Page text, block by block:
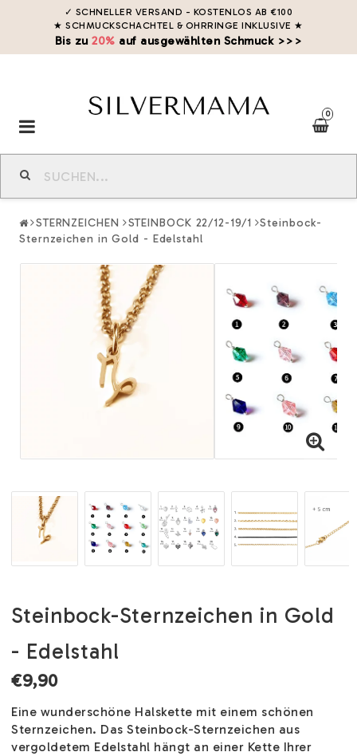
✓ SCHNELLER VERSAND - KOSTENLOS AB €100
★ SCHMUCKSCHACHTEL & OHRRINGE INKLUSIVE ★
Bis zu20% auf ausgewählten Schmuck >>>
0
Toggle
navigation
STERNZEICHEN STEINBOCK 22/12-19/1
Steinbock-
Sternzeichen in Gold - Edelstahl
Steinbock-Sternzeichen in Gold
- Edelstahl
€9,90
Eine wunderschöne Halskette mit einem schönen
Sternzeichen. Das Steinbock-Sternzeichen aus
vergoldetem Edelstahl hängt an einer Kette Ihrer